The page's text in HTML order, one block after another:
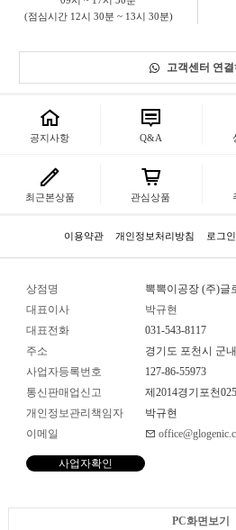
(점심시간 12시 30분 ~ 13시 30분)
고객센터 연
공지사항 Q&A
최근본상품 관심상품
이용약관 개인정보처리방침 로그인
상점명
뽁뽁이공장 (주)글
대표이사
박규현
대표전화
031-543-8117
주소
경기도 포천시 군
사업자등록번호
127-86-55973
통신판매업신고
제2014경기포천
개인정보관리책임자
박규현
이메일
사업자확인
PC화면보기